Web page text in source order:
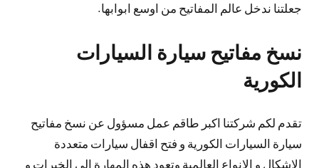
جعلتنا ندخل عالم المفاتيح من اوسع ابوابها.
نسخ مفاتيح سيارة السيارات
الكورية
تقدم لكم شركتنا اكبر طاقم عمل مسؤول عن نسخ مفاتيح
سيارة السيارات الكورية و فتح اقفال سيارات متعددة
الاشكال و الانواع العالمية وتعود هذه المهارة الى الخبرات و